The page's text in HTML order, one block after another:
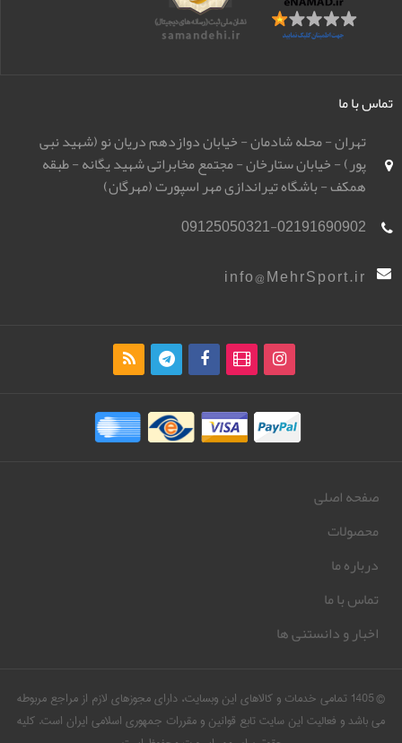
تماس با ما
تهران - محله شادمان - خیابان دوازدهم دریان نو (شهید نبی
پور) - خیابان ستارخان - مجتمع مخابراتی شهید یگانه - طبقه
همکف - باشگاه تیراندازی مهر اسپورت (مهرگان)
09125050321-02191690902
info@MehrSport.ir
صفحه اصلی
محصولات
درباره ما
تماس با ما
اخبار و دانستنی ها
© 1405 تمامی خدمات و کالاهای این وبسایت، دارای مجوزهای لازم از مراجع مربوطه
می باشد و فعالیت این سایت تابع قوانین و مقررات جمهوری اسلامی ایران است. کلیه